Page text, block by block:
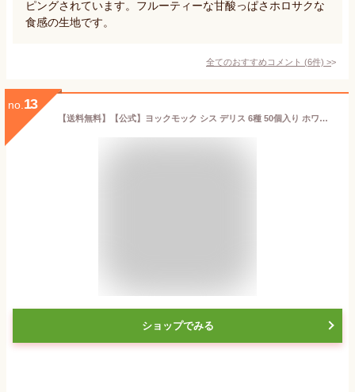
ピングされています。フルーティーな甘酸っぱさホロサクな
食感の生地です。
全てのおすすめコメント (6件) >
no. 13
【送料無料】【公式】ヨックモック シス デリス 6種 50個入り ホワイトデー お返し チョコレート 2026 詰め合わせ プレゼント スイーツ ギフト プチギフト クッキー 退職 洋菓子 お菓子 焼き菓子 手土産 個包装 お取り寄せ お礼 お祝い
ショップでみる